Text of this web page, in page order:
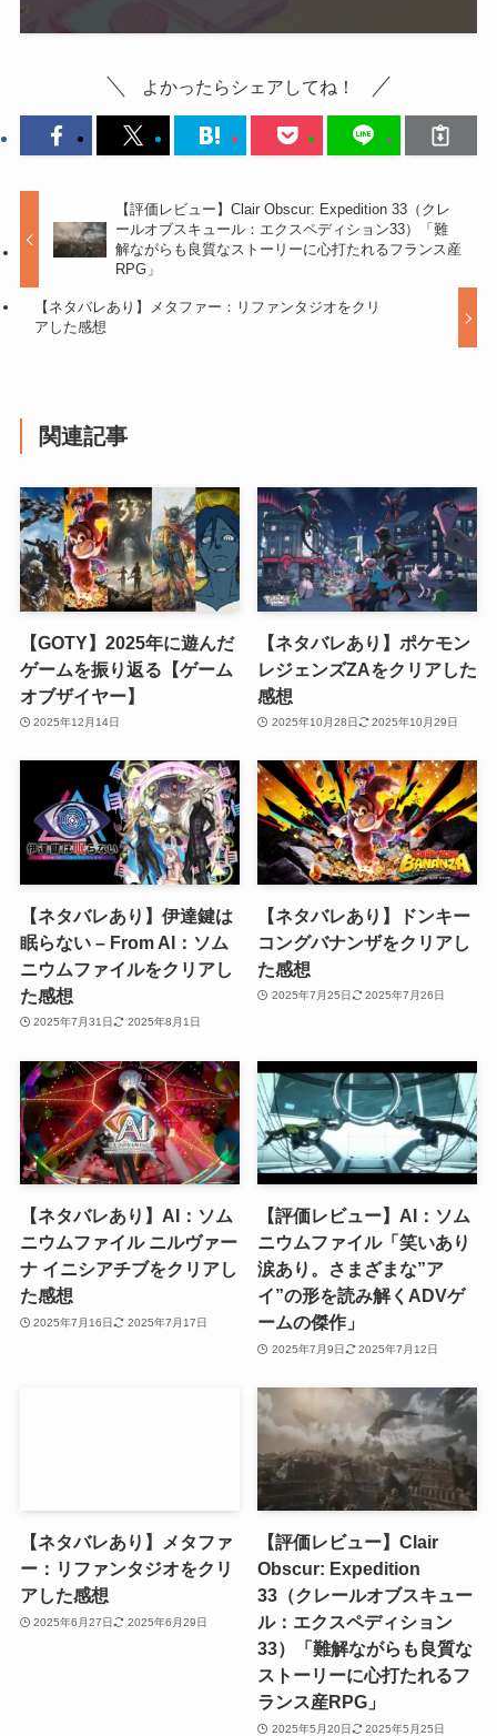
よかったらシェアしてね！
【評価レビュー】Clair Obscur: Expedition 33（クレ
ールオブスキュール：エクスペディション33）「難
解ながらも良質なストーリーに心打たれるフランス産
RPG」
【ネタバレあり】メタファー：リファンタジオをクリ
アした感想
関連記事
【GOTY】2025年に遊んだ
ゲームを振り返る【ゲーム
オブザイヤー】
2025年12月14日
【ネタバレあり】ポケモン
レジェンズZAをクリアした
感想
2025年10月28日 2025年10月29日
【ネタバレあり】伊達鍵は
眠らない – From AI：ソム
ニウムファイルをクリアし
た感想
2025年7月31日 2025年8月1日
【ネタバレあり】ドンキー
コングバナンザをクリアし
た感想
2025年7月25日 2025年7月26日
【ネタバレあり】AI：ソム
ニウムファイル ニルヴァー
ナ イニシアチブをクリアし
た感想
2025年7月16日 2025年7月17日
【評価レビュー】AI：ソム
ニウムファイル「笑いあり
涙あり。さまざまな”ア
イ”の形を読み解くADVゲ
ームの傑作」
2025年7月9日 2025年7月12日
【ネタバレあり】メタファ
ー：リファンタジオをクリ
アした感想
2025年6月27日 2025年6月29日
【評価レビュー】Clair
Obscur: Expedition
33（クレールオブスキュー
ル：エクスペディション
33）「難解ながらも良質な
ストーリーに心打たれるフ
ランス産RPG」
2025年5月20日 2025年5月25日